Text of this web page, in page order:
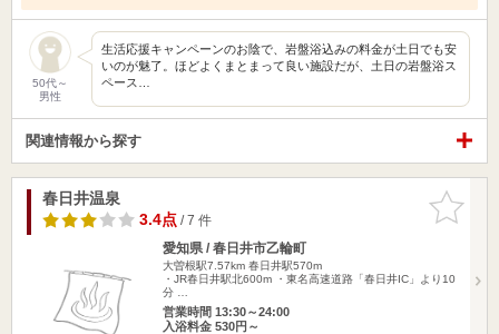
50代～
男性
生活応援キャンペーンのお陰で、岩盤浴込みの料金が土日でも安
いのが魅了。ほどよくまとまって良い施設だが、土日の岩盤浴ス
ペース…
関連情報から探す
お気に入
りに追加
春日井温泉
3.4点/ 7 件
愛知県 / 春日井市乙輪町
大曽根駅7.57km 春日井駅570m
・JR春日井駅北600m ・東名高速道路「春日井IC」より10
分 …
営業時間 13:30～24:00
入浴料金 530円～